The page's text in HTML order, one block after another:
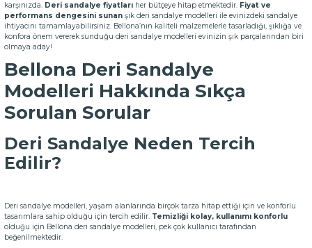
karşınızda. Deri sandalye fiyatları her bütçeye hitap etmektedir. Fiyat ve
performans dengesini sunan şık deri sandalye modelleri ile evinizdeki sandalye
ihtiyacını tamamlayabilirsiniz. Bellona’nın kaliteli malzemelerle tasarladığı, şıklığa ve
konfora önem vererek sunduğu deri sandalye modelleri evinizin şık parçalarından biri
olmaya aday!
Bellona Deri Sandalye
Modelleri Hakkında Sıkça
Sorulan Sorular
Deri Sandalye Neden Tercih
Edilir?
Deri sandalye modelleri, yaşam alanlarında birçok tarza hitap ettiği için ve konforlu
tasarımlara sahip olduğu için tercih edilir. Temizliği kolay, kullanımı konforlu
olduğu için Bellona deri sandalye modelleri, pek çok kullanıcı tarafından
beğenilmektedir.